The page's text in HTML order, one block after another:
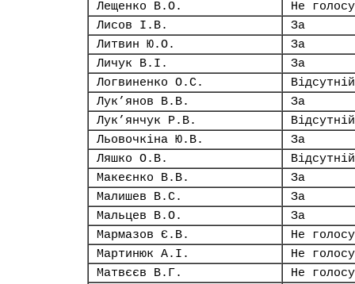
Лещенко В.О.
Не
Лисов І.В.
За
Литвин Ю.О.
За
Личук В.І.
За
Логвиненко О.С.
Відсутній
Лук’янов В.В.
За
Лук’янчук Р.В.
Відсутній
Льовочкіна Ю.В.
За
Ляшко О.В.
Відсутній
Макеєнко В.В.
За
Малишев В.С.
За
Мальцев В.О.
За
Мармазов Є.В.
Не
Мартинюк А.І.
Не
Матвєєв В.Г.
Не